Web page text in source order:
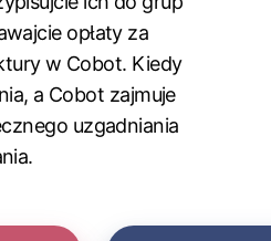
opłaty za
w Cobot. Kiedy
a Cobot zajmuje
uzgadniania